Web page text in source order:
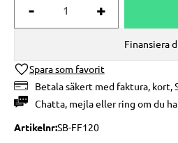
+
-
Lägg till i önskelista
Betala säkert med faktura, kort,
Chatta, mejlaellerring om du
Finansiera
ArtikelnrSB-FF120